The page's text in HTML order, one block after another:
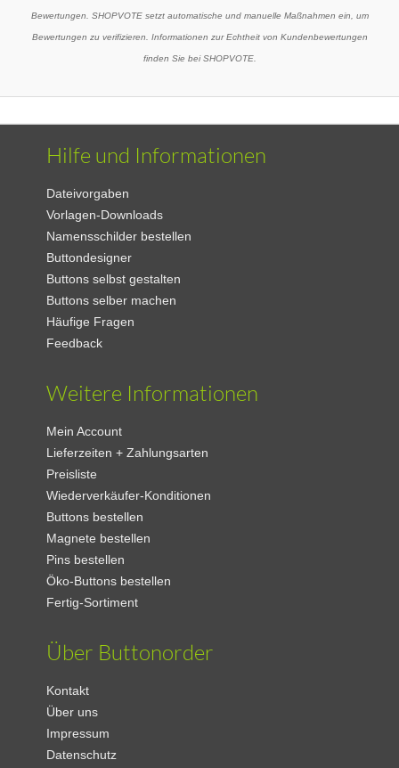
Bewertungen. SHOPVOTE setzt automatische und manuelle Maßnahmen ein, um
Bewertungen zu verifizieren. Informationen zur Echtheit von Kundenbewertungen
finden Sie bei SHOPVOTE.
Hilfe und Informationen
Dateivorgaben
Vorlagen-Downloads
Namensschilder bestellen
Buttondesigner
Buttons selbst gestalten
Buttons selber machen
Häufige Fragen
Feedback
Weitere Informationen
Mein Account
Lieferzeiten + Zahlungsarten
Preisliste
Wiederverkäufer-Konditionen
Buttons bestellen
Magnete bestellen
Pins bestellen
Öko-Buttons bestellen
Fertig-Sortiment
Über Buttonorder
Kontakt
Über uns
Impressum
Datenschutz